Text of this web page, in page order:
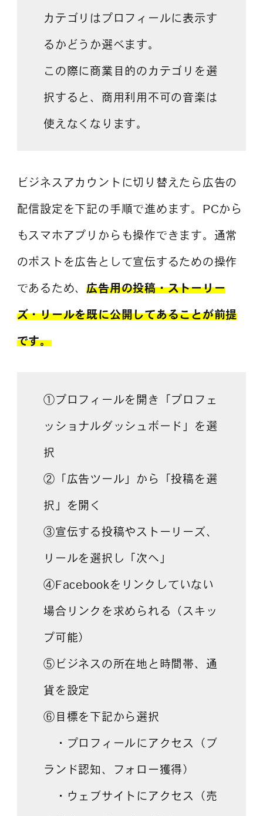
カテゴリはプロフィールに表示す
るかどうか選べます。
この際に商業目的のカテゴリを選
択すると、商用利用不可の音楽は
使えなくなります。
ビジネスアカウントに切り替えたら広告の
配信設定を下記の手順で進めます。PCから
もスマホアプリからも操作できます。通常
のポストを広告として宣伝するための操作
であるため、広告用の投稿・ストーリー
ズ・リールを既に公開してあることが前提
です。
①プロフィールを開き「プロフェ
ッショナルダッシュボード」を選
択
②「広告ツール」から「投稿を選
択」を開く
③宣伝する投稿やストーリーズ、
リールを選択し「次へ」
④Facebookをリンクしていない
場合リンクを求められる（スキッ
プ可能）
⑤ビジネスの所在地と時間帯、通
貨を設定
⑥目標を下記から選択
・プロフィールにアクセス（ブ
ランド認知、フォロー獲得）
・ウェブサイトにアクセス（売